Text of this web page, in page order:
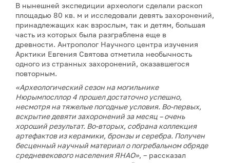
В нынешней экспедиции археологи сделали раскоп
площадью 80 кв. м и исследовали девять захоронений,
принадлежащих как взрослым, так и детям, большая
часть из которых была разграблена еще в
древности. Антрополог Научного центра изучения
Арктики Евгения Святова отметила необычность
одного из странных захоронений, оказавшегося
повторным.
«Археологический сезон на могильнике
Нюрымпосллор 4 прошел достаточно успешно,
несмотря на тяжелые погодные условия. Во-первых,
вскрытие девяти захоронений за месяц – очень
хороший результат. Во-вторых, собрана коллекция
артефактов из керамики, бронзы и серебра. Получен
бесценный научный материал о погребальном обряде
средневекового населения ЯНАО», – рассказал